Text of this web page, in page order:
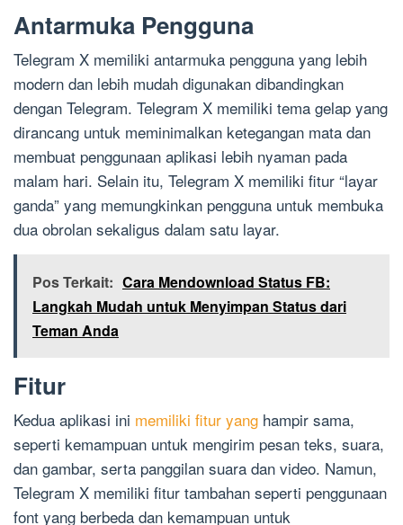
Antarmuka Pengguna
Telegram X memiliki antarmuka pengguna yang lebih
modern dan lebih mudah digunakan dibandingkan
dengan Telegram. Telegram X memiliki tema gelap yang
dirancang untuk meminimalkan ketegangan mata dan
membuat penggunaan aplikasi lebih nyaman pada
malam hari. Selain itu, Telegram X memiliki fitur “layar
ganda” yang memungkinkan pengguna untuk membuka
dua obrolan sekaligus dalam satu layar.
Pos Terkait: Cara Mendownload Status FB:
Langkah Mudah untuk Menyimpan Status dari
Teman Anda
Fitur
Kedua aplikasi ini memiliki fitur yang hampir sama,
seperti kemampuan untuk mengirim pesan teks, suara,
dan gambar, serta panggilan suara dan video. Namun,
Telegram X memiliki fitur tambahan seperti penggunaan
font yang berbeda dan kemampuan untuk